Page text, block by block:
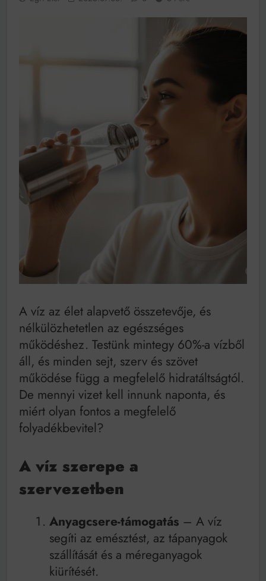
Ingatlanpiaci szakértők szerint akár 5 százalékkal is
nőhetnek a bérleti díjak a ponthatárhirdetés után az
Munkácsy nem Krisztust szépítette meg: minket
Ahol köszönnek, ott még van város
Amikor a Tetris boldogabbá tesz, mint a szerelem
Létezik tökéletes élet: Truman is elhitte
Karinthy Frigyes: a zseni, aki belenézett a saját
koponyájába
Ki akarsz törni. De miből?
Az öregség nem csak ránc?
Az ördög még mindig Pradát visel. De te miért öltözöl
Móricz Zsigmond: falusi író vagy boncmester?
Mindenki a világot akarja uralni – de nem csak a 80-
as években
A víz az élet alapvető összetevője, és
nélkülözhetetlen az egészséges
működéshez. Testünk mintegy 60%-a vízből
áll, és minden sejt, szerv és szövet
működése függ a megfelelő hidratáltságtól.
De mennyi vizet kell innunk naponta, és
miért olyan fontos a megfelelő
folyadékbevitel?
A víz szerepe a
szervezetben
Anyagcsere-támogatás – A víz
segíti az emésztést, az tápanyagok
szállítását és a méreganyagok
kiürítését.